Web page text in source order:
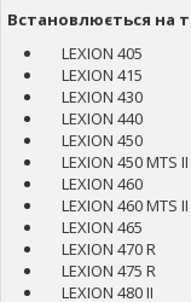
Встановлюється на
LEXION 405
LEXION 415
LEXION 430
LEXION 440
LEXION 450
LEXION 450 MTS II
LEXION 460
LEXION 460 MTS II
LEXION 465
LEXION 470 R
LEXION 475 R
LEXION 480 II